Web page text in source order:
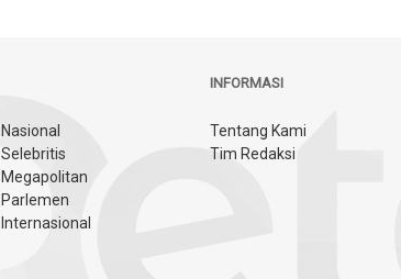
Nasional
Selebritis
Megapolitan
Parlemen
Internasional
INFORMASI
Tentang Kami
Tim Redaksi